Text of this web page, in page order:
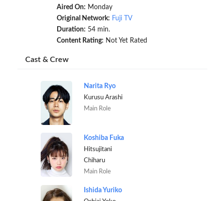
Aired On: Monday
Original Network: Fuji TV
Duration: 54 min.
Content Rating: Not Yet Rated
Cast & Crew
Narita Ryo
Kurusu Arashi
Main Role
Koshiba Fuka
Hitsujitani
Chiharu
Main Role
Ishida Yuriko